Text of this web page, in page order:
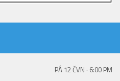
PÁ 12 ČVN · 6:00 PM